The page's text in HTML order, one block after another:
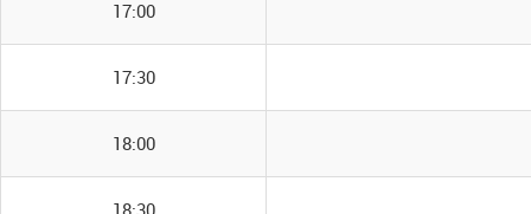
17:00
17:30
18:00